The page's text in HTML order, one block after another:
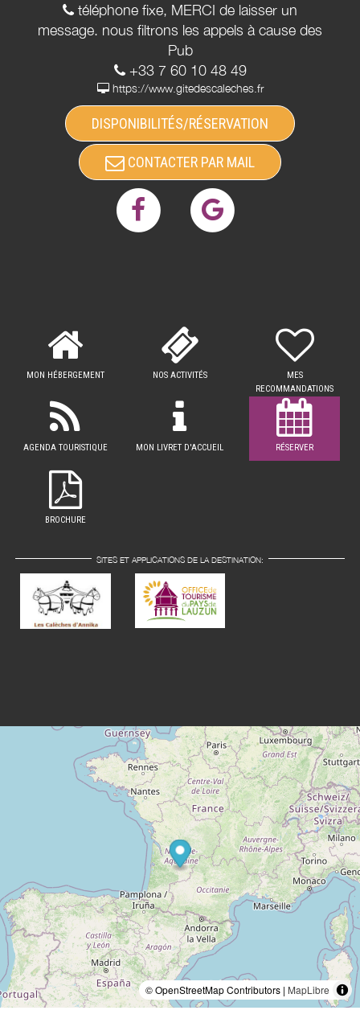
téléphone fixe, MERCI de laisser un
message. nous filtrons les appels à cause des
Pub
+33 7 60 10 48 49
https://www.gitedescaleches.fr
DISPONIBILITÉS/RÉSERVATION
CONTACTER PAR MAIL
MON HÉBERGEMENT NOS ACTIVITÉS
MES
RECOMMANDATIONS
AGENDA TOURISTIQUE MON LIVRET D'ACCUEIL RÉSERVER
BROCHURE
SITES ET APPLICATIONS DE LA DESTINATION:
© OpenStreetMap Contributors | MapLibre